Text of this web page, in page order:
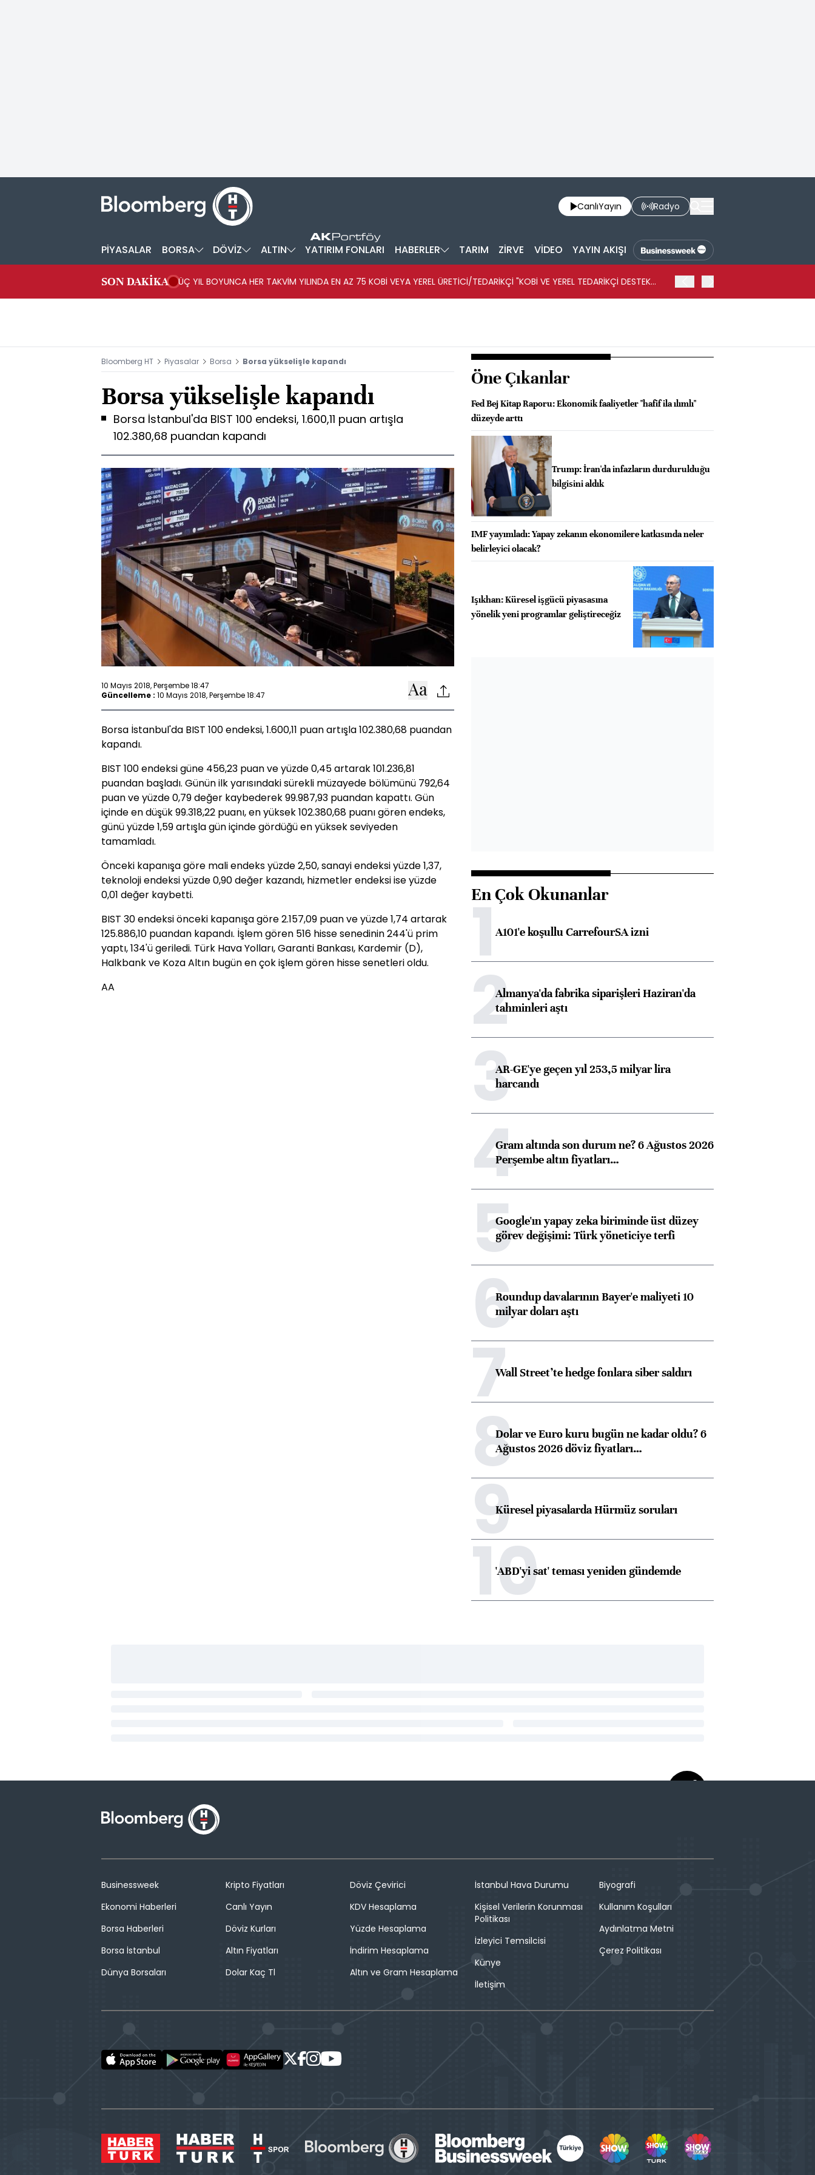
CanlıYayın Radyo
PİYASALAR BORSA DÖVİZ ALTIN YATIRIM FONLARI HABERLER TARIM ZİRVE VİDEO YAYIN AKIŞI
SON DAKİKA
ÜÇ YIL BOYUNCA HER TAKVİM YILINDA EN AZ 75 KOBİ VEYA YEREL ÜRETİCİ/TEDARİKÇİ "KOBİ VE YEREL TEDARİKÇİ DESTEK
Bloomberg HT Piyasalar Borsa Borsa yükselişle kapandı
Borsa yükselişle kapandı
Borsa İstanbul'da BIST 100 endeksi, 1.600,11 puan artışla
102.380,68 puandan kapandı
10 Mayıs 2018, Perşembe 18:47
Güncelleme : 10 Mayıs 2018, Perşembe 18:47
Borsa İstanbul'da BIST 100 endeksi, 1.600,11 puan artışla 102.380,68 puandan
kapandı.
BIST 100 endeksi güne 456,23 puan ve yüzde 0,45 artarak 101.236,81
puandan başladı. Günün ilk yarısındaki sürekli müzayede bölümünü 792,64
puan ve yüzde 0,79 değer kaybederek 99.987,93 puandan kapattı. Gün
içinde en düşük 99.318,22 puanı, en yüksek 102.380,68 puanı gören endeks,
günü yüzde 1,59 artışla gün içinde gördüğü en yüksek seviyeden
tamamladı.
Önceki kapanışa göre mali endeks yüzde 2,50, sanayi endeksi yüzde 1,37,
teknoloji endeksi yüzde 0,90 değer kazandı, hizmetler endeksi ise yüzde
0,01 değer kaybetti.
BIST 30 endeksi önceki kapanışa göre 2.157,09 puan ve yüzde 1,74 artarak
125.886,10 puandan kapandı. İşlem gören 516 hisse senedinin 244'ü prim
yaptı, 134'ü geriledi. Türk Hava Yolları, Garanti Bankası, Kardemir (D),
Halkbank ve Koza Altın bugün en çok işlem gören hisse senetleri oldu.
AA
Öne Çıkanlar
Fed Bej Kitap Raporu: Ekonomik faaliyetler "hafif ila ılımlı"
düzeyde arttı
Trump: İran'da infazların durdurulduğu
bilgisini aldık
IMF yayımladı: Yapay zekanın ekonomilere katkısında neler
belirleyici olacak?
Işıkhan: Küresel işgücü piyasasına
yönelik yeni programlar geliştireceğiz
En Çok Okunanlar
1A101'e koşullu CarrefourSA izni
2Almanya'da fabrika siparişleri Haziran'da
tahminleri aştı
3AR-GE'ye geçen yıl 253,5 milyar lira
harcandı
4Gram altında son durum ne? 6 Ağustos 2026
Perşembe altın fiyatları…
5Google'ın yapay zeka biriminde üst düzey
görev değişimi: Türk yöneticiye terfi
6Roundup davalarının Bayer'e maliyeti 10
milyar doları aştı
7Wall Street’te hedge fonlara siber saldırı
8Dolar ve Euro kuru bugün ne kadar oldu? 6
Ağustos 2026 döviz fiyatları…
9Küresel piyasalarda Hürmüz soruları
10
'ABD'yi sat' teması yeniden gündemde
Businessweek
Ekonomi Haberleri
Borsa Haberleri
Borsa İstanbul
Dünya Borsaları
Kripto Fiyatları
Canlı Yayın
Döviz Kurları
Altın Fiyatları
Dolar Kaç Tl
Döviz Çevirici
KDV Hesaplama
Yüzde Hesaplama
İndirim Hesaplama
Altın ve Gram Hesaplama
İstanbul Hava Durumu
Kişisel Verilerin Korunması
Politikası
İzleyici Temsilcisi
Künye
İletişim
Biyografi
Kullanım Koşulları
Aydınlatma Metni
Çerez Politikası